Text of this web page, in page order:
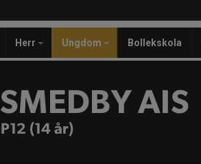
Herr Ungdom Bollekskola
SMEDBY AIS
P12 (14 år)